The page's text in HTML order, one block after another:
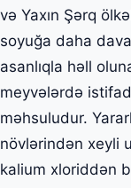
və Yaxın Şərq
soyuğa daha
asanlıqla həll
meyvələrdə
məhsuludur.
növlərindən xeyli
kalium xloriddən